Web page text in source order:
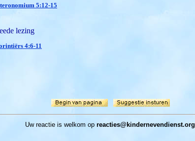
5:12-15
lezing
4:6-11
Uw reactie is welkom op reacties@kindernevendienst.org